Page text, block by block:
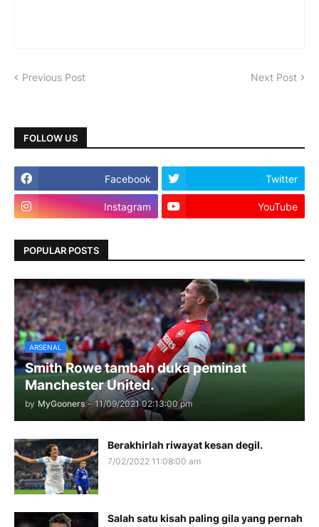
Previous Post Next Post
FOLLOW US
Facebook Twitter
Instagram YouTube
POPULAR POSTS
ARSENAL
Smith Rowe tambah duka peminat
Manchester United.
by MyGooners - 11/09/2021 02:13:00 pm
Berakhirlah riwayat kesan degil.
7/02/2022 11:08:00 am
Salah satu kisah paling gila yang pernah